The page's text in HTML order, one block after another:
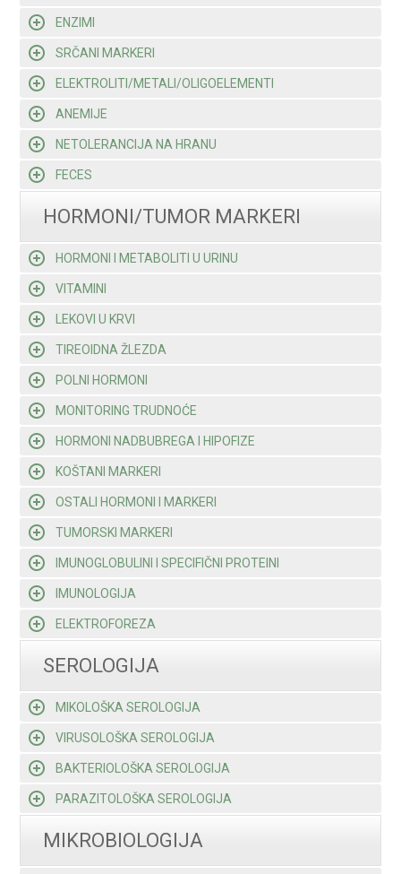
ENZIMI
SRČANI MARKERI
ELEKTROLITI/METALI/OLIGOELEMENTI
ANEMIJE
NETOLERANCIJA NA HRANU
FECES
HORMONI/TUMOR MARKERI
HORMONI I METABOLITI U URINU
VITAMINI
LEKOVI U KRVI
TIREOIDNA ŽLEZDA
POLNI HORMONI
MONITORING TRUDNOĆE
HORMONI NADBUBREGA I HIPOFIZE
KOŠTANI MARKERI
OSTALI HORMONI I MARKERI
TUMORSKI MARKERI
IMUNOGLOBULINI I SPECIFIČNI PROTEINI
IMUNOLOGIJA
ELEKTROFOREZA
SEROLOGIJA
MIKOLOŠKA SEROLOGIJA
VIRUSOLOŠKA SEROLOGIJA
BAKTERIOLOŠKA SEROLOGIJA
PARAZITOLOŠKA SEROLOGIJA
MIKROBIOLOGIJA